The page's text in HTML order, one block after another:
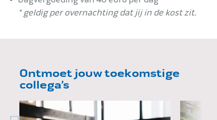
* geldig per overnachting dat jij in de kost zit.
Ontmoet jouw toekomstige
collega’s